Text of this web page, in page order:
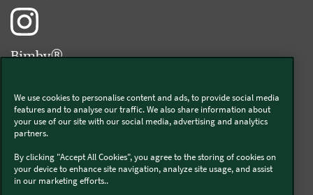
Bimby®
Livro de Elogios® Digital
Sobre nós Política de privacidade
We use cookies to personalise content and ads, to provide social media
features and to analyse our traffic. We also share information about
your use of our site with our social media, advertising and analytics
partners.
By clicking "Accept All Cookies", you agree to the storing of cookies on
your device to enhance site navigation, analyze site usage, and assist
in our marketing efforts..